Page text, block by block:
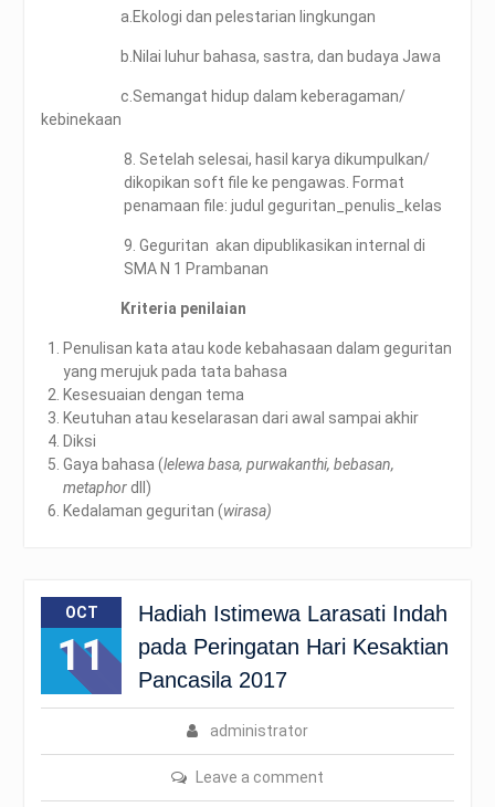
a.Ekologi dan pelestarian lingkungan
b.Nilai luhur bahasa, sastra, dan budaya Jawa
c.Semangat hidup dalam keberagaman/
kebinekaan
8. Setelah selesai, hasil karya dikumpulkan/
dikopikan soft file ke pengawas. Format
penamaan file: judul geguritan_penulis_kelas
9. Geguritan akan dipublikasikan internal di
SMA N 1 Prambanan
Kriteria penilaian
Penulisan kata atau kode kebahasaan dalam geguritan
yang merujuk pada tata bahasa
Kesesuaian dengan tema
Keutuhan atau keselarasan dari awal sampai akhir
Diksi
Gaya bahasa (lelewa basa, purwakanthi, bebasan,
metaphordll)
Kedalaman geguritan (wirasa)
OCT
11
Hadiah Istimewa Larasati Indah
pada Peringatan Hari Kesaktian
Pancasila 2017
administrator
Leave a comment